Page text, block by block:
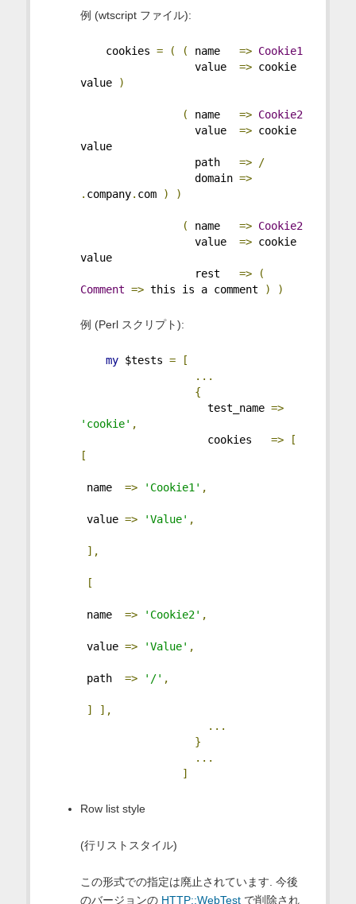
例 (wtscript ファイル):
cookies = ( ( name => Cookie1
value => cookie
value
)
( name => Cookie2
value => cookie
value
path =>
/
domain =>
. company. com ) )
( name => Cookie2
value => cookie
value
rest =>
(
Comment => this is a comment ) )
例 (Perl スクリプト):
my $tests =
[
...
{
test_name =>
'cookie' ,
cookies =>
[
[
name => 'Cookie1' ,
value => 'Value' ,
],
[
name => 'Cookie2' ,
value => 'Value' ,
path => '/' ,
]
],
...
}
...
]
Row list style
(行リストスタイル)
この形式での指定は廃止されています. 今後
のバージョンの HTTP::WebTestで削除され